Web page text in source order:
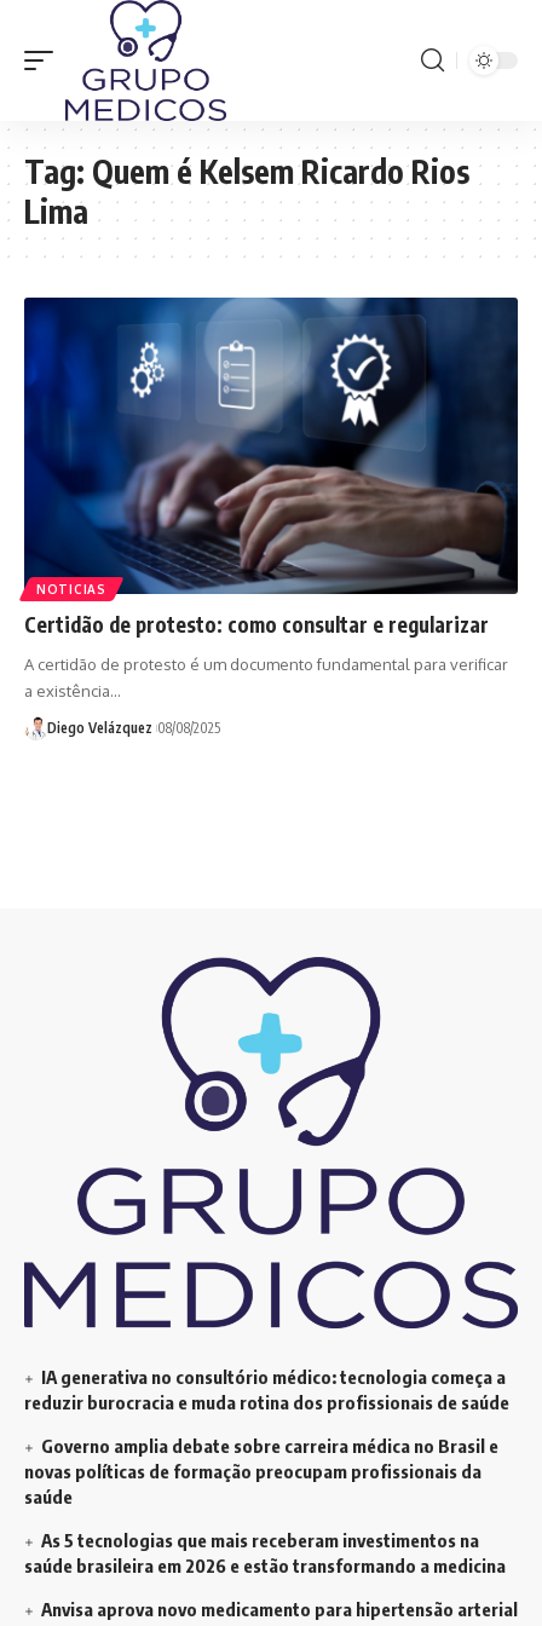
Tag: Quem é Kelsem Ricardo Rios
Lima
NOTICIAS
Certidão de protesto: como consultar e regularizar
A certidão de protesto é um documento fundamental para verificar
a existência…
Diego Velázquez 08/08/2025
IA generativa no consultório médico: tecnologia começa a
reduzir burocracia e muda rotina dos profissionais de saúde
Governo amplia debate sobre carreira médica no Brasil e
novas políticas de formação preocupam profissionais da
saúde
As 5 tecnologias que mais receberam investimentos na
saúde brasileira em 2026 e estão transformando a medicina
Anvisa aprova novo medicamento para hipertensão arterial